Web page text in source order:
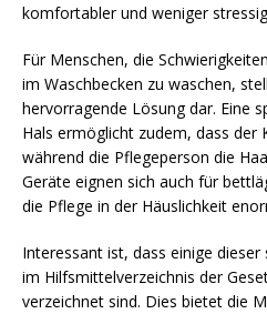
komfortabler und weniger
Für Menschen, die
im Waschbecken zu waschen,
hervorragende Lösung dar. Eine
Hals ermöglicht zudem, dass
während die Pflegeperson die
Geräte eignen sich auch für
die Pflege in der Häuslichkeit
Interessant ist, dass einige
im Hilfsmittelverzeichnis der
verzeichnet sind. Dies bietet die